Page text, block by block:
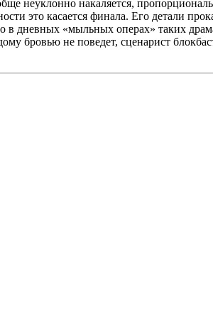
неуклонно накаляется,
это касается финала. Его детали
дневных «мыльных операх» таких
бровью не поведет, сценарист